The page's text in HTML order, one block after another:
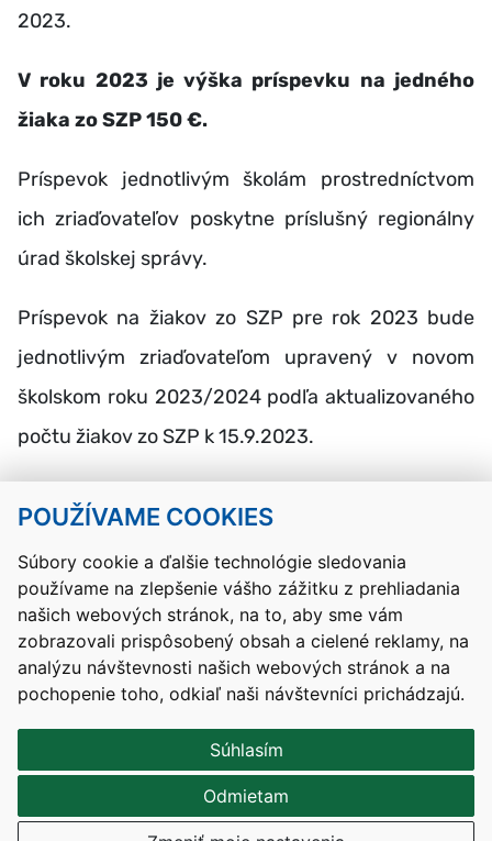
POUŽÍVAME COOKIES
Súbory cookie a ďalšie technológie sledovania
používame na zlepšenie vášho zážitku z prehliadania
našich webových stránok, na to, aby sme vám
zobrazovali prispôsobený obsah a cielené reklamy, na
analýzu návštevnosti našich webových stránok a na
pochopenie toho, odkiaľ naši návštevníci prichádzajú.
Súhlasím
Odmietam
2023.
V roku 2023 je výška príspevku na jedného
žiaka zo SZP 150 €.
Príspevok jednotlivým školám prostredníctvom
ich zriaďovateľov poskytne príslušný regionálny
úrad školskej správy.
Príspevok na žiakov zo SZP pre rok 2023 bude
jednotlivým zriaďovateľom upravený v novom
školskom roku 2023/2024 podľa aktualizovaného
počtu žiakov zo SZP k 15.9.2023.
Kontakty Mapa stránky RSS
Vyhlásenie o prístupnosti
Nastavenia cookies
Prevádzkovateľom služby je Ministerstvo školstva, výskumu,
vývoja a mládeže Slovenskej republiky.